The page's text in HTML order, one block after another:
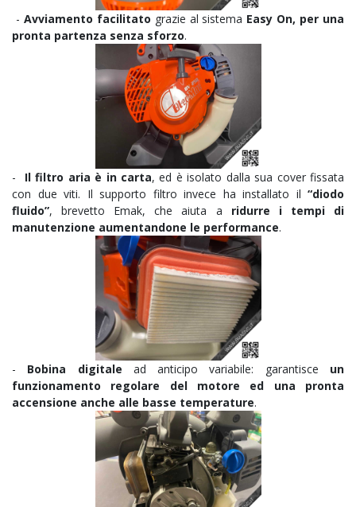
- Avviamento facilitato grazie al sistema Easy On, per una
pronta partenza senza sforzo.
- Il filtro aria è in carta, ed è isolato dalla sua cover fissata
con due viti. Il supporto filtro invece ha installato il “diodo
fluido”, brevetto Emak, che aiuta a ridurre i tempi di
manutenzione aumentandone le performance.
- Bobina digitale ad anticipo variabile: garantisce un
funzionamento regolare del motore ed una pronta
accensione anche alle basse temperature.